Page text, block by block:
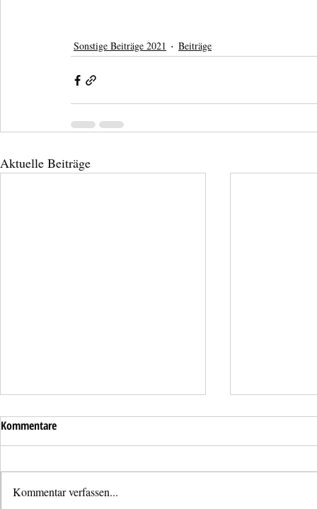
Sonstige Beiträge 2021 Beiträge
Aktuelle Beiträge
Kommentare
Kommentar verfassen...